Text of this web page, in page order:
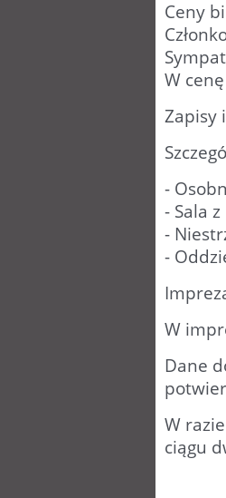
Ceny
W
Zapisy
-
- Sala
-
-
W
Dane
W
ciągu